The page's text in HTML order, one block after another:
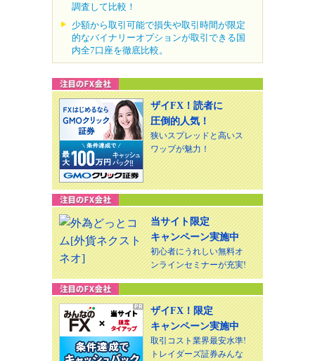
調査して比較！
少額から取引可能で損失や取引時間が限定
的なバイナリーオプションが取引できる国
内全7口座を徹底比較。
ザイFX！読者に
圧倒的人気！
狭いスプレッドと高いス
ワップが魅力！
当サイト限定
キャンペーン実施中
初心者にうれしい無料オ
ンラインセミナーが充実!
ザイFX！限定
キャンペーン実施中
取引コスト業界最安水準!
トレイダーズ証券みんな